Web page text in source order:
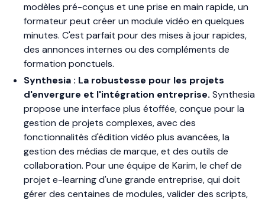
modèles pré-conçus et une prise en main rapide, un
formateur peut créer un module vidéo en quelques
minutes. C'est parfait pour des mises à jour rapides,
des annonces internes ou des compléments de
formation ponctuels.
Synthesia : La robustesse pour les projets
d'envergure et l'intégration entreprise. Synthesia
propose une interface plus étoffée, conçue pour la
gestion de projets complexes, avec des
fonctionnalités d'édition vidéo plus avancées, la
gestion des médias de marque, et des outils de
collaboration. Pour une équipe de Karim, le chef de
projet e-learning d'une grande entreprise, qui doit
gérer des centaines de modules, valider des scripts,